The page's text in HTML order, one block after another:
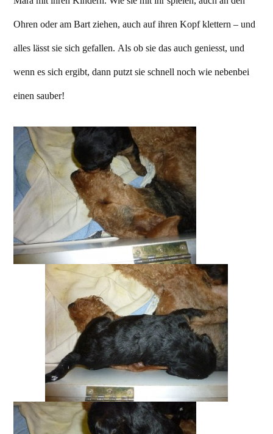
Ohren oder am Bart ziehen, auch auf ihren Kopf klettern – und
alles lässt sie sich gefallen. Als ob sie das auch geniesst, und
wenn es sich ergibt, dann putzt sie schnell noch wie nebenbei
einen sauber!